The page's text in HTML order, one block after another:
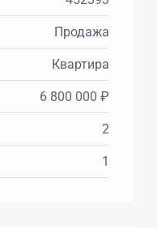
Продажа
Квартира
6 800 000 ₽
2
1